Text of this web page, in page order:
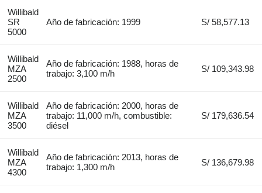
Willibald
SR
5000
Año de fabricación: 1999 S/ 58,577.13
Willibald
MZA
2500
Año de fabricación: 1988, horas de
trabajo: 3,100 m/h
S/ 109,343.98
Willibald
MZA
3500
Año de fabricación: 2000, horas de
trabajo: 11,000 m/h, combustible:
diésel
S/ 179,636.54
Willibald
MZA
4300
Año de fabricación: 2013, horas de
trabajo: 1,300 m/h
S/ 136,679.98